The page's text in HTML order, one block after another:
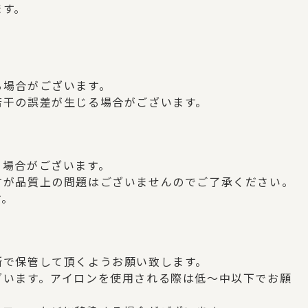
。
合がございます。
誤差が生じる場合がございます。
合がございます。
質上の問題はございませんのでご了承ください。
管して頂くようお願い致します。
ます。アイロンを使用される際は低～中以下でお願